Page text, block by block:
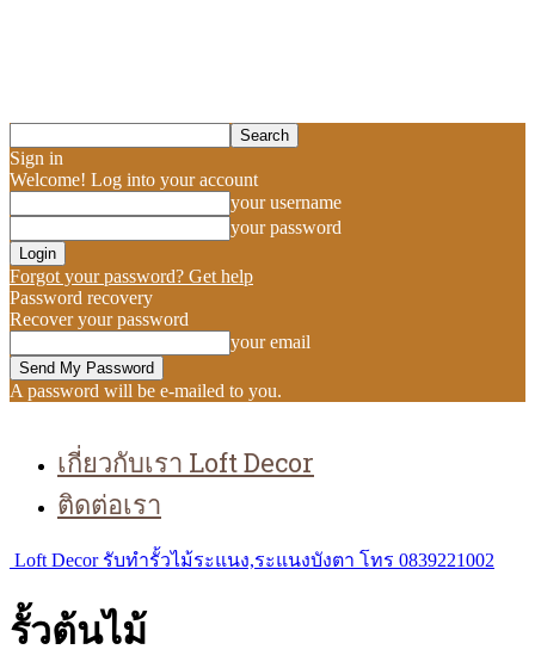
Sign in
Welcome! Log into your account
your username
your password
Forgot your password? Get help
Password recovery
Recover your password
your email
A password will be e-mailed to you.
เกี่ยวกับเรา Loft Decor
ติดต่อเรา
Loft Decor รับทำรั้วไม้ระแนง,ระแนงบังตา โทร 0839221002
รั้วต้นไม้